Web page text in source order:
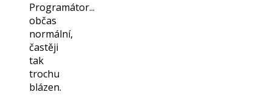
Programátor...
občas
normální,
častěji
tak
trochu
blázen.